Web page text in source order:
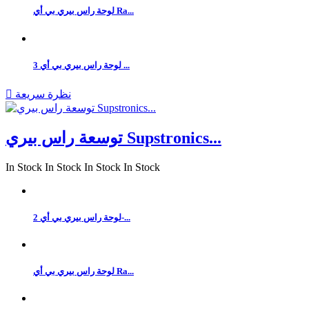
لوحة راس بيري بي أي Ra...
لوحة راس بيري بي أي 3 ...
 نظرة سريعة
توسعة راس بيري Supstronics...
In Stock In Stock In Stock In Stock
لوحة راس بيري بي أي 2-...
لوحة راس بيري بي أي Ra...